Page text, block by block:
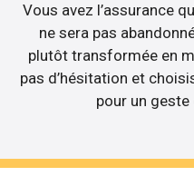
Vous avez l’assurance
ne sera pas
plutôt transformée en
pas d’hésitation et
pour un